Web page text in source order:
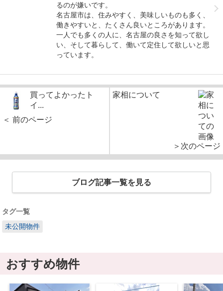
るのが嫌いです。
名古屋市は、住みやすく、美味しいものも多く、
働きやすいと、たくさん良いところがあります。
一人でも多くの人に、名古屋の良さを知って欲し
い、そして暮らして、働いて定住して欲しいと思
っています。
買ってよかったト
イ...
＜ 前のページ
家相について
＞次のページ
ブログ記事一覧を見る
タグ一覧
未公開物件
おすすめ物件